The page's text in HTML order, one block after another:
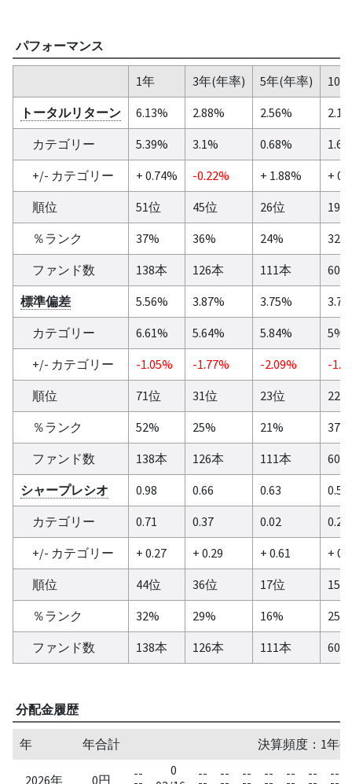
パフォーマンス
1年 3年(年率) 5年(年率)
10
トータルリターン
6.13% 2.88% 2.56%
カテゴリー
5.39% 3.1% 0.68%
+/- カテゴリー
+ 0.74% -0.22% + 1.88%
+
順位
51位 45位 26位
19位
％ランク
37% 36% 24%
32%
ファンド数
138本 126本 111本
60本
標準偏差
5.56% 3.87% 3.75%
カテゴリー
6.61% 5.64% 5.84%
5%
+/- カテゴリー
-1.05% -1.77% -2.09%
-
順位
71位 31位 23位
22位
％ランク
52% 25% 21%
37%
ファンド数
138本 126本 111本
60本
シャープレシオ
0.98 0.66 0.63
0.54
カテゴリー
0.71 0.37 0.02
0.25
+/- カテゴリー
+ 0.27 + 0.29 + 0.61
+
順位
44位 36位 17位
15位
％ランク
32% 29% 16%
25%
ファンド数
138本 126本 111本 60本
分配金履歴
年 年合計 決算頻度：1年
2026年 0円 --
0
-- -- -- -- -- -- --